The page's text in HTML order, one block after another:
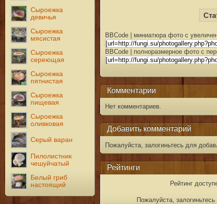
Сыроежка
девичья
Сыроежка
мясистая
Сыроежка
сереющая
Сыроежка
пятнистая
Сыроежка
пищевая
Сыроежка
оливковая
Серый варан
Пилолистник
чешуйчатый
Белый гриб
настоящий
BBCode | миниатюра фото с
BBCode | полноразмерное фото с
Комментарии
Нет комментариев.
Добавить комментарий
Пожалуйста, залогиньтесь для
Рейтинги
Рейтинг
Пожалуйста,